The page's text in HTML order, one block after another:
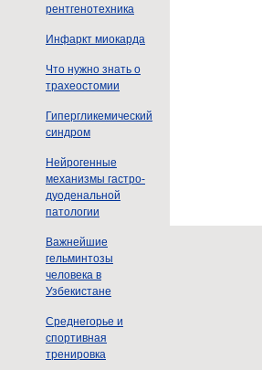
рентгенотехника
Инфаркт миокарда
Что нужно знать о
трахеостомии
Гипергликемический
синдром
Нейрогенные
механизмы гастро-
дуоденальной
патологии
Важнейшие
гельминтозы
человека в
Узбекистане
Среднегорье и
спортивная
тренировка